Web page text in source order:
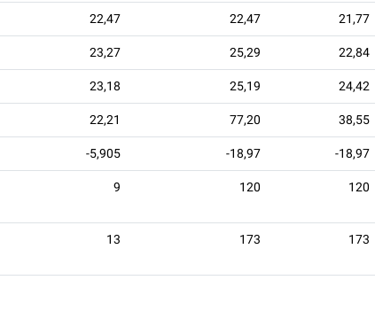
22,47 22,47 21,77
23,27 25,29 22,84
23,18 25,19 24,42
22,21 77,20 38,55
-5,905 -18,97 -18,97
9 120 120
13 173 173